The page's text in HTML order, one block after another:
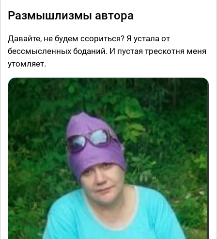
Размышлизмы автора
Давайте, не будем ссориться? Я устала от
бессмысленных боданий. И пустая трескотня меня
утомляет.